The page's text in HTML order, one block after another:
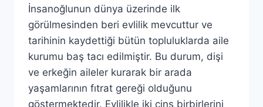
İnsanoğlunun dünya üzerinde ilk
görülmesinden beri evlilik mevcuttur ve
tarihinin kaydettiği bütün topluluklarda aile
kurumu baş tacı edilmiştir. Bu durum, dişi
ve erkeğin aileler kurarak bir arada
yaşamlarının fıtrat gereği olduğunu
göstermektedir. Evlilikle iki cins birbirlerini